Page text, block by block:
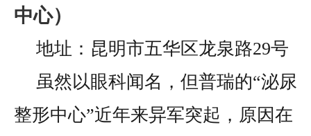
中心）
地址：昆明市五华区龙泉路29号
虽然以眼科闻名，但普瑞的“泌尿
整形中心”近年来异军突起，原因在